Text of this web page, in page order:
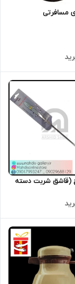
مسافرتی
(قاشق شربت دسته